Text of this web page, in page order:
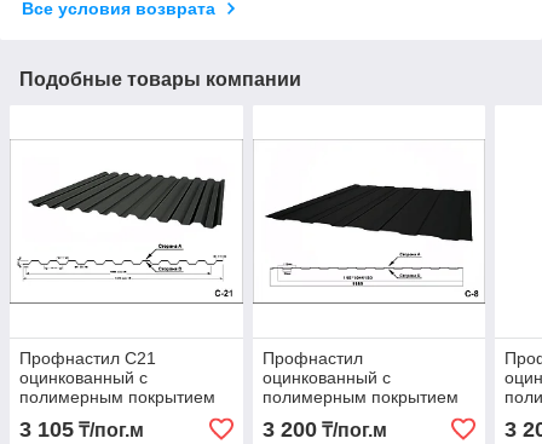
Все условия возврата
Подобные товары компании
Профнастил С21
оцинкованный с
полимерным покрытием
глянец RAL6005
3 105 ₸/пог.м
Профнастил
оцинкованный с
полимерным покрытием
С8 глянец RAL1018
3 200₸/пог.м 3